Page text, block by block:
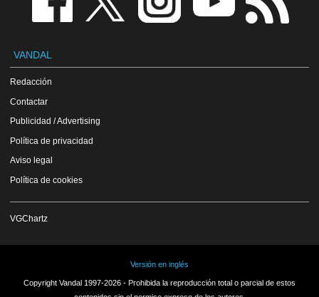
VANDAL
Redacción
Contactar
Publicidad / Advertising
Política de privacidad
Aviso legal
Política de cookies
VGChartz
Versión en inglés
Copyright Vandal 1997-2026 - Prohibida la reproducción total o parcial de estos